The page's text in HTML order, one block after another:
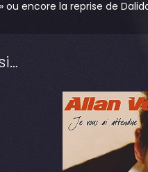
ou encore la reprise de